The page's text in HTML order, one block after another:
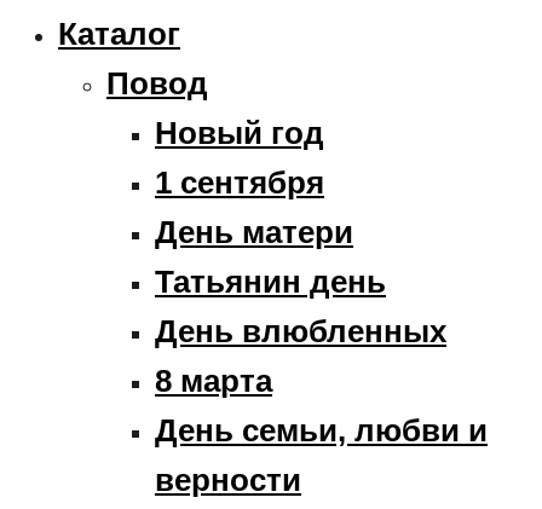
Каталог
Повод
Новый год
1 сентября
День матери
Татьянин день
День влюбленных
8 марта
День семьи, любви и
верности